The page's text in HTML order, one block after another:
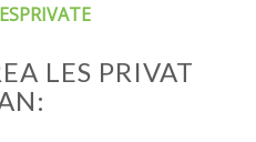
LES PRIVAT